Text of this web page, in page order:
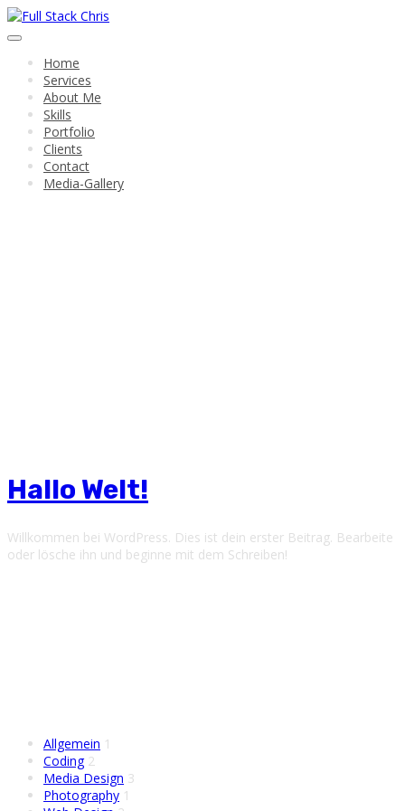
Home
Services
About Me
Skills
Portfolio
Clients
Contact
Media-Gallery
Hallo Welt!
Willkommen bei WordPress. Dies ist dein erster Beitrag. Bearbeite
oder lösche ihn und beginne mit dem Schreiben!
Allgemein 1
Coding 2
Media Design 3
Photography 1